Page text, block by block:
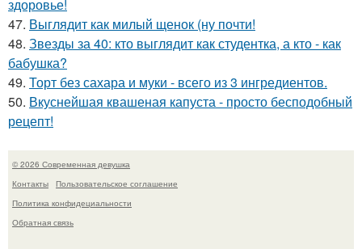
здоровье!
47. Выглядит как милый щенок (ну почти!
48. Звезды за 40: кто выглядит как студентка, а кто - как
бабушка?
49. Торт без сахара и муки - всего из 3 ингредиентов.
50. Вкуснейшая квашеная капуста - просто бесподобный
рецепт!
© 2026 Современная девушка
Контакты
Пользовательское соглашение
Политика конфидециальности
Обратная связь